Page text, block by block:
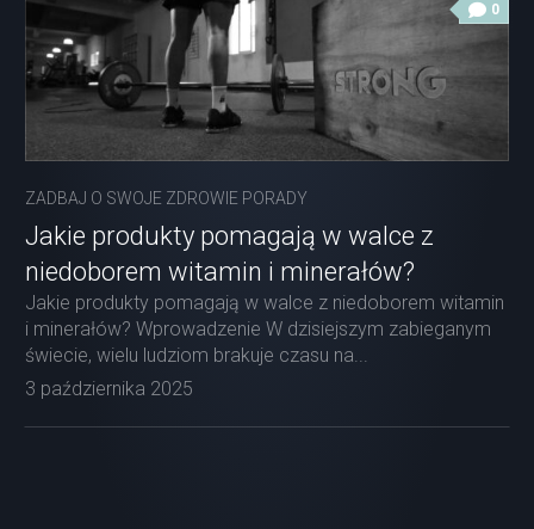
0
ZADBAJ O SWOJE ZDROWIE PORADY
Jakie produkty pomagają w walce z
niedoborem witamin i minerałów?
Jakie produkty pomagają w walce z niedoborem witamin
i minerałów? Wprowadzenie W dzisiejszym zabieganym
świecie, wielu ludziom brakuje czasu na...
3 października 2025